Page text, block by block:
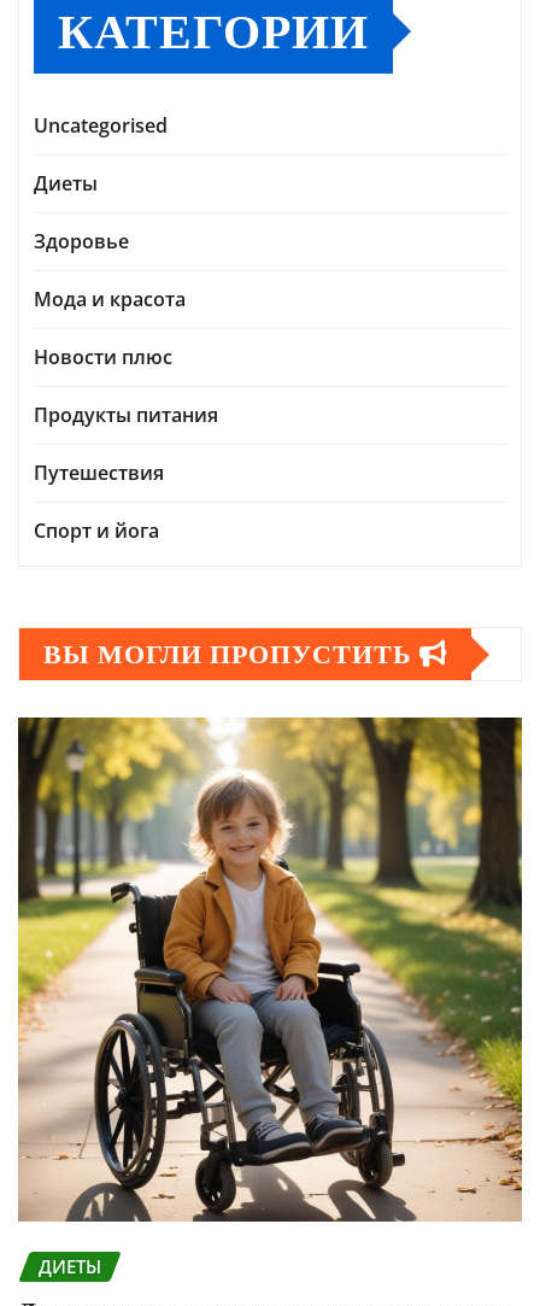
КАТЕГОРИИ
Uncategorised
Диеты
Здоровье
Мода и красота
Новости плюс
Продукты питания
Путешествия
Спорт и йога
ВЫ МОГЛИ ПРОПУСТИТЬ
ДИЕТЫ